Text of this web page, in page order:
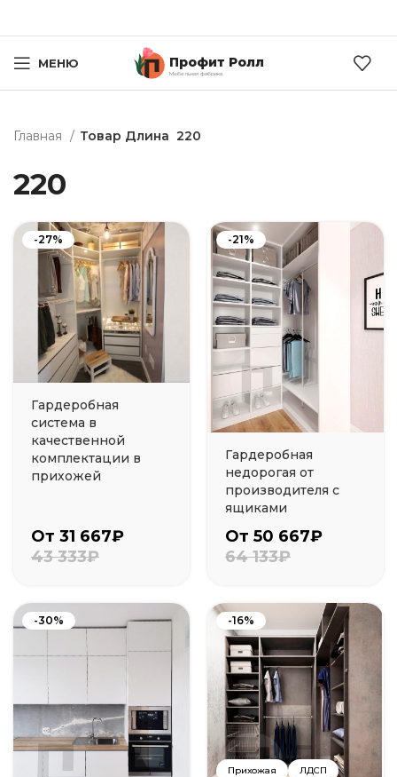
МЕНЮ Профит Ролл
Мебельная фабрика
Главная Товар Длина 220
220
-27%
Гардеробная
система в
качественной
комплектации в
прихожей
От 31 667₽
43 333₽
-21%
Гардеробная
недорогая от
производителя с
ящиками
От 50 667₽
64 133₽
-30% -16%
Прихожая
ЛДСП